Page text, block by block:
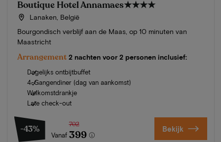
Boutique Hotel Annamaes★★★★
Lanaken, België
Bourgondisch verblijf aan de Maas, op 10 minuten van
Maastricht
Arrangement 2 nachten voor 2 personen inclusief:
Dagelijks ontbijtbuffet
4-Gangendiner (dag van aankomst)
Welkomstdrankje
Late check-out
-43%
Vanaf
702
399 Bekijk